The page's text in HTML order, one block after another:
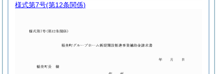
様式第7号(第12条関係)